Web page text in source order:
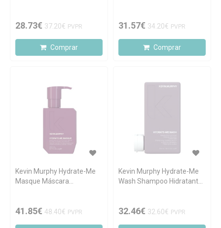
28.73€ 37.20€ PVPR
Comprar
31.57€ 34.20€ PVPR
Comprar
Kevin Murphy Hydrate-Me
Masque Máscara
41.85€ 48.40€ PVPR
Kevin Murphy Hydrate-Me
Wash Shampoo Hidratante
32.46€ 32.60€ PVPR